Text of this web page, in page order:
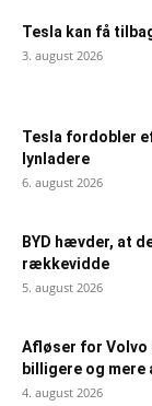
Tesla kan få
3. august 2026
Tesla fordobler
lynladere
6. august 2026
BYD hævder, at
rækkevidde
5. august 2026
Afløser for Volvo
billigere og mere
4. august 2026